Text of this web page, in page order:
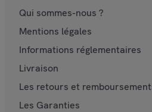
Qui sommes-nous ?
Mentions légales
Informations réglementaires
Livraison
Les retours et
Les Garanties